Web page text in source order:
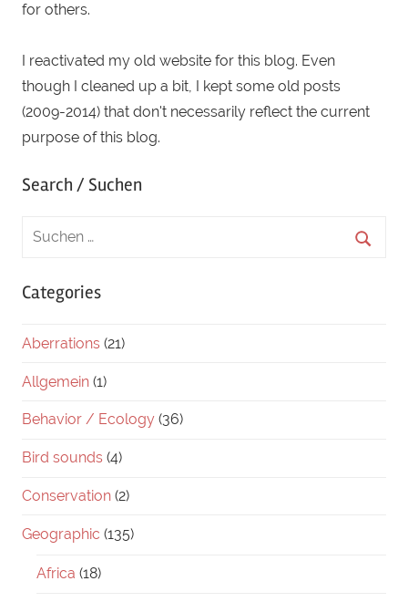
for others.
I reactivated my old website for this blog. Even
though I cleaned up a bit, I kept some old posts
(2009-2014) that don't necessarily reflect the current
purpose of this blog.
Search / Suchen
Categories
Aberrations (21)
Allgemein (1)
Behavior / Ecology (36)
Bird sounds (4)
Conservation (2)
Geographic (135)
Africa (18)